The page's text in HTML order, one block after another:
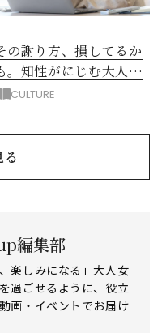
の謝り方、損してるか
。知性がにじむ大人の
罪表現3選
CULTURE
編集部
楽しみになる」大人女
過ごせるように、役立
画・イベントでお届け